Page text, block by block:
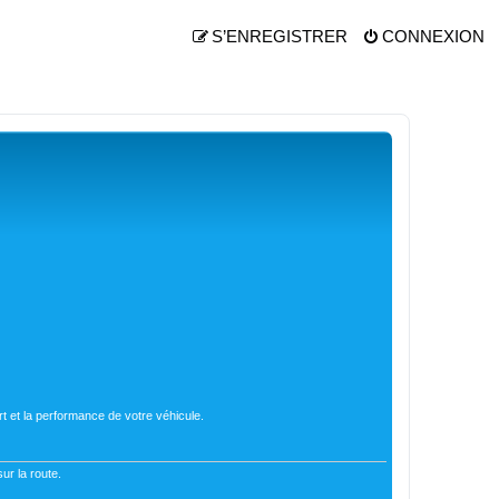
CONNEXION
S’ENREGISTRER
et la performance de votre véhicule.
la route.